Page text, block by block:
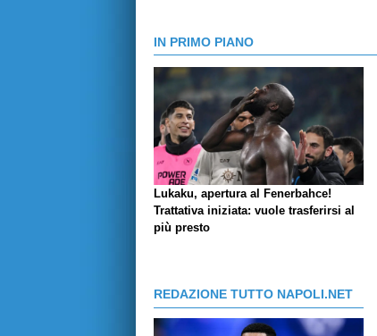
IN PRIMO PIANO
Lukaku, apertura al Fenerbahce!
Trattativa iniziata: vuole trasferirsi al
più presto
REDAZIONE TUTTO NAPOLI.NET